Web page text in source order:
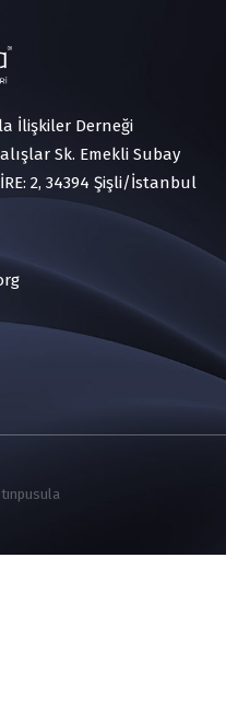
İlişkiler Derneği
Sk. Emekli Subay
2, 34394 Şişli/İstanbul